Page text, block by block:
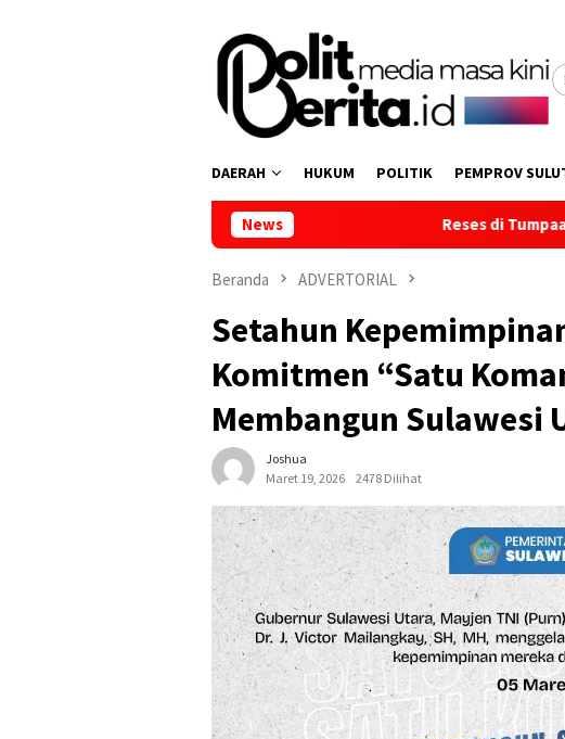
DAERAH HUKUM POLITIK PEMPROV
News
Reses di Tumpaan Dua, Wakil Ketua DPRD Sulut
Beranda ADVERTORIAL
Setahun
Komitmen “Satu
Membangun Sulawesi
Joshua
Maret 19, 2026
2478 Dilihat